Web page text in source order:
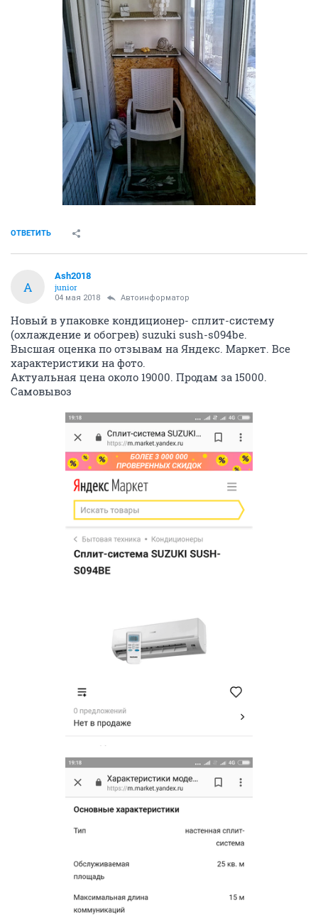
ОТВЕТИТЬ
A
Ash2018
junior
04 мая 2018 Автоинформатор
Новый в упаковке кондиционер- сплит-систему
(охлаждение и обогрев) suzuki sush-s094be.
Высшая оценка по отзывам на Яндекс. Маркет. Все
характеристики на фото.
Актуальная цена около 19000. Продам за 15000.
Самовывоз